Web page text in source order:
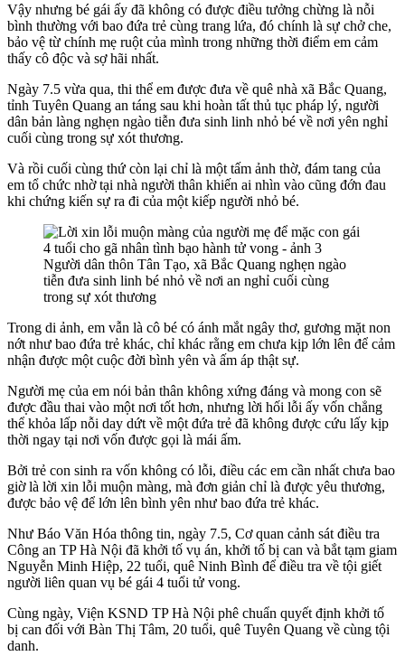
Vậy nhưng bé gái ấy đã không có được điều tưởng chừng là nỗi
bình thường với bao đứa trẻ cùng trang lứa, đó chính là sự chở che,
bảo vệ từ chính mẹ ruột của mình trong những thời điểm em cảm
thấy cô độc và sợ hãi nhất.
Ngày 7.5 vừa qua, thi thể em được đưa về quê nhà xã Bắc Quang,
tỉnh Tuyên Quang an táng sau khi hoàn tất thủ tục pháp lý, người
dân bản làng nghẹn ngào tiễn đưa sinh linh nhỏ bé về nơi yên nghỉ
cuối cùng trong sự xót thương.
Và rồi cuối cùng thứ còn lại chỉ là một tấm ảnh thờ, đám tang của
em tổ chức nhờ tại nhà người thân khiến ai nhìn vào cũng đớn đau
khi chứng kiến sự ra đi của một kiếp người nhỏ bé.
Người dân thôn Tân Tạo, xã Bắc Quang nghẹn ngào
tiễn đưa sinh linh bé nhỏ về nơi an nghỉ cuối cùng
trong sự xót thương
Trong di ảnh, em vẫn là cô bé có ánh mắt ngây thơ, gương mặt non
nớt như bao đứa trẻ khác, chỉ khác rằng em chưa kịp lớn lên để cảm
nhận được một cuộc đời bình yên và ấm áp thật sự.
Người mẹ của em nói bản thân không xứng đáng và mong con sẽ
được đầu thai vào một nơi tốt hơn, nhưng lời hối lỗi ấy vốn chẳng
thể khỏa lấp nỗi day dứt về một đứa trẻ đã không được cứu lấy kịp
thời ngay tại nơi vốn được gọi là mái ấm.
Bởi trẻ con sinh ra vốn không có lỗi, điều các em cần nhất chưa bao
giờ là lời xin lỗi muộn màng, mà đơn giản chỉ là được yêu thương,
được bảo vệ để lớn lên bình yên như bao đứa trẻ khác.
Như Báo Văn Hóa thông tin, ngày 7.5, Cơ quan cảnh sát điều tra
Công an TP Hà Nội đã khởi tố vụ án, khởi tố bị can và bắt tạm giam
Nguyễn Minh Hiệp, 22 tuổi, quê Ninh Bình để điều tra về tội giết
người liên quan vụ bé gái 4 tuổi tử vong.
Cùng ngày, Viện KSND TP Hà Nội phê chuẩn quyết định khởi tố
bị can đối với Bàn Thị Tâm, 20 tuổi, quê Tuyên Quang về cùng tội
danh.